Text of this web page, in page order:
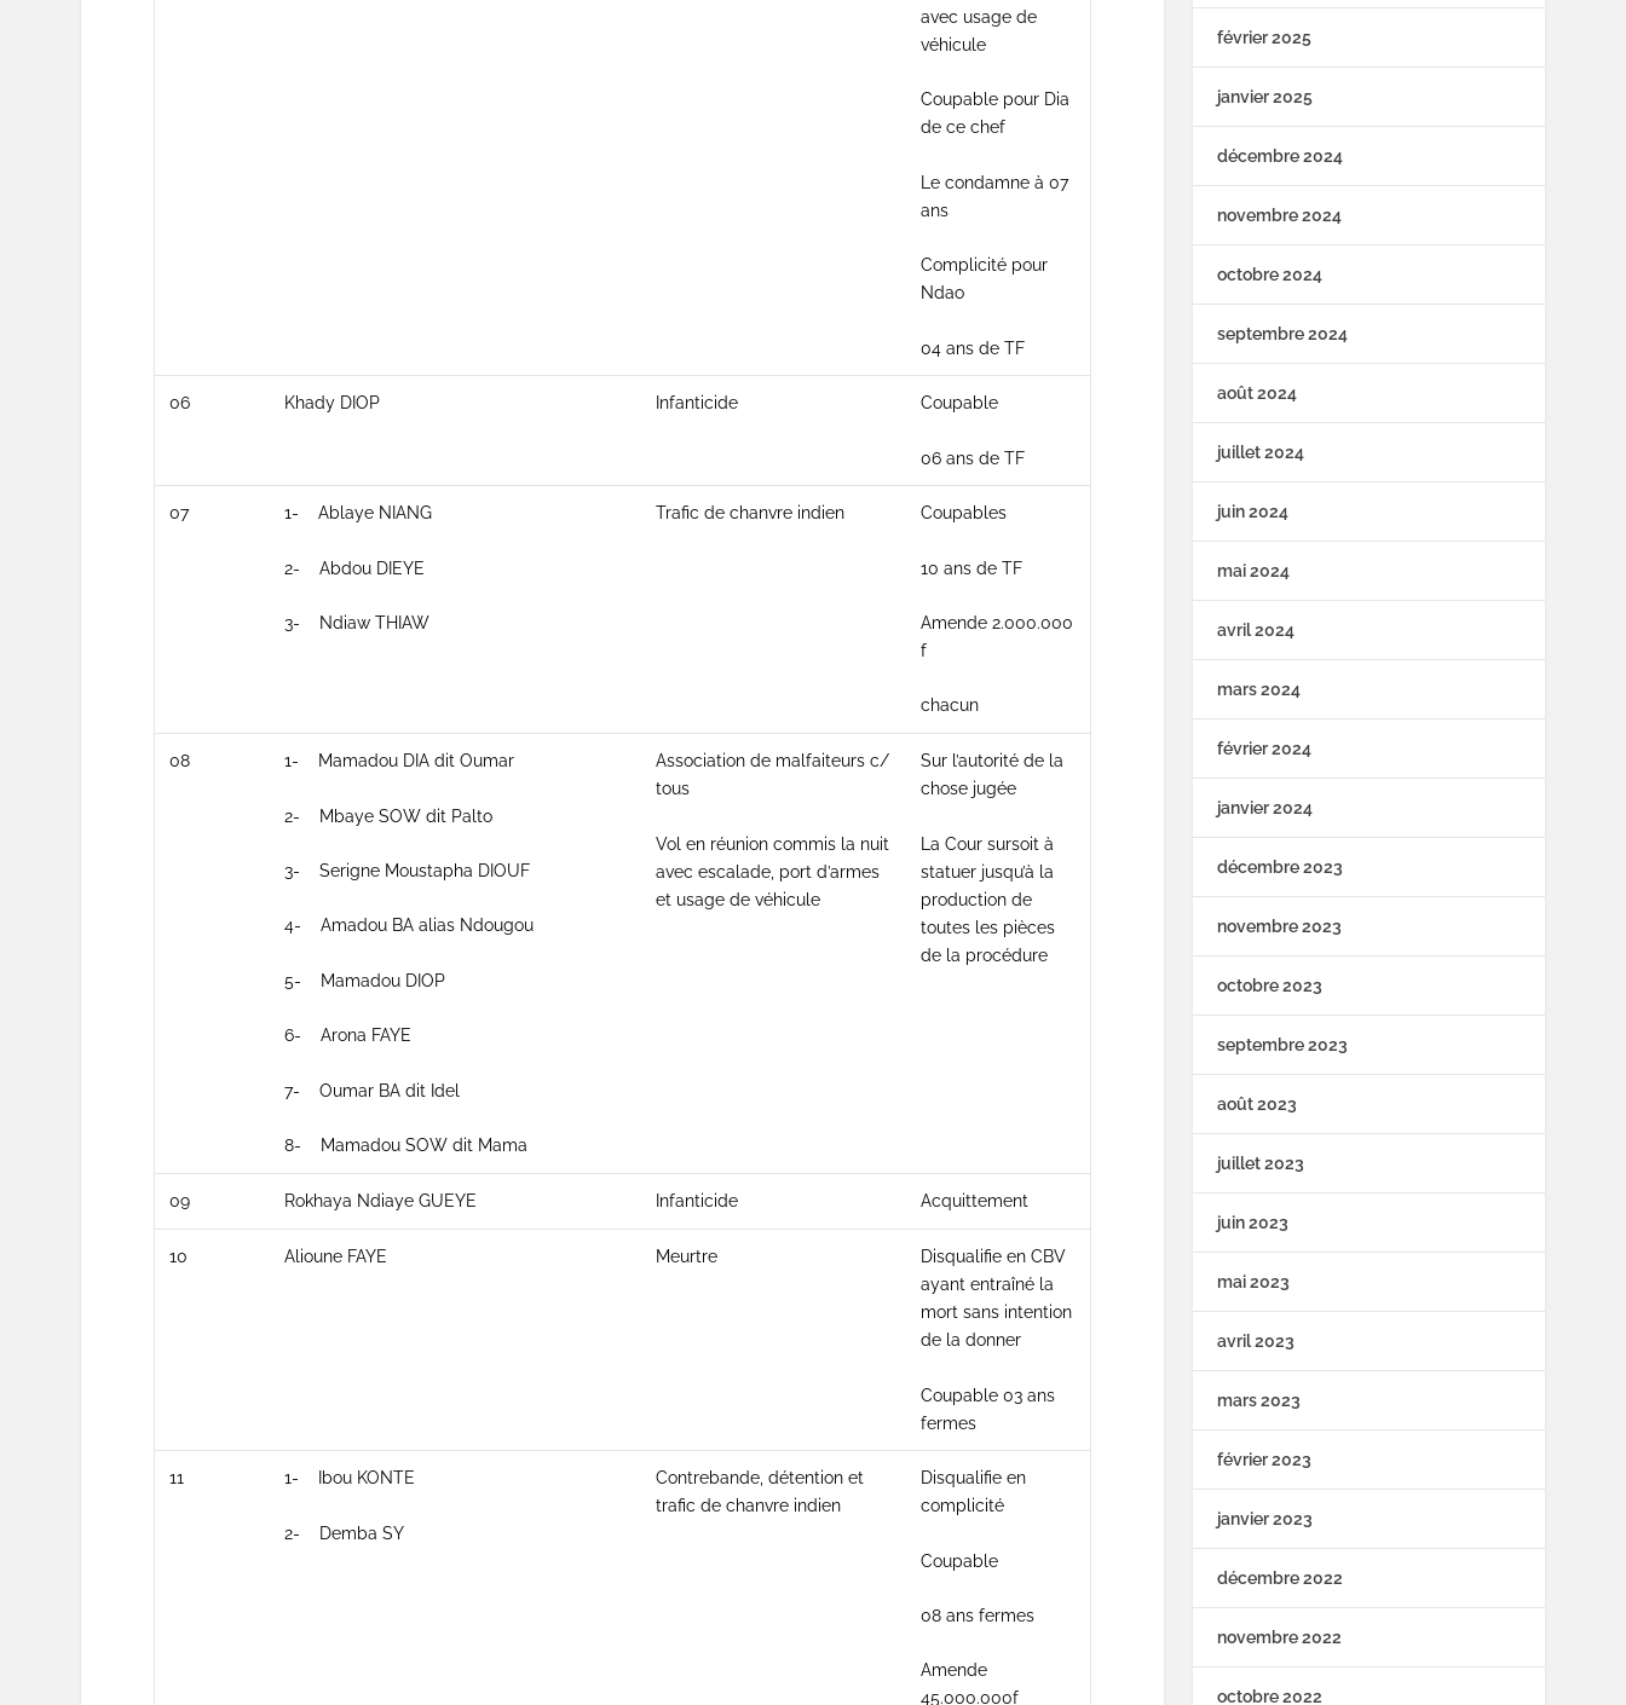
avec usage de
véhicule
Coupable pour Dia
de ce chef
Le condamne à 07
ans
Complicité pour
Ndao
04 ans de TF
06 Khady DIOP Infanticide Coupable
06 ans de TF
07 1- Ablaye NIANG
2- Abdou DIEYE
3- Ndiaw THIAW
Trafic de chanvre indien Coupables
10 ans de TF
Amende 2.000.000
f
chacun
08 1- Mamadou DIA dit Oumar
2- Mbaye SOW dit Palto
3- Serigne Moustapha DIOUF
4- Amadou BA alias Ndougou
5- Mamadou DIOP
6- Arona FAYE
7- Oumar BA dit Idel
8- Mamadou SOW dit Mama
Association de malfaiteurs c/
tous
Vol en réunion commis la nuit
avec escalade, port d’armes
et usage de véhicule
Sur l’autorité de la
chose jugée
La Cour sursoit à
statuer jusqu’à la
production de
toutes les pièces
de la procédure
09 Rokhaya Ndiaye GUEYE Infanticide Acquittement
10 Alioune FAYE Meurtre
Disqualifie en CBV
ayant entraîné la
mort sans intention
de la donner
Coupable 03 ans
fermes
11 1- Ibou KONTE
2- Demba SY
Contrebande, détention et
trafic de chanvre indien
Disqualifie en
complicité
Coupable
08 ans fermes
Amende
45.000.000f
février 2025
janvier 2025
décembre 2024
novembre 2024
octobre 2024
septembre 2024
août 2024
juillet 2024
juin 2024
mai 2024
avril 2024
mars 2024
février 2024
janvier 2024
décembre 2023
novembre 2023
octobre 2023
septembre 2023
août 2023
juillet 2023
juin 2023
mai 2023
avril 2023
mars 2023
février 2023
janvier 2023
décembre 2022
novembre 2022
octobre 2022